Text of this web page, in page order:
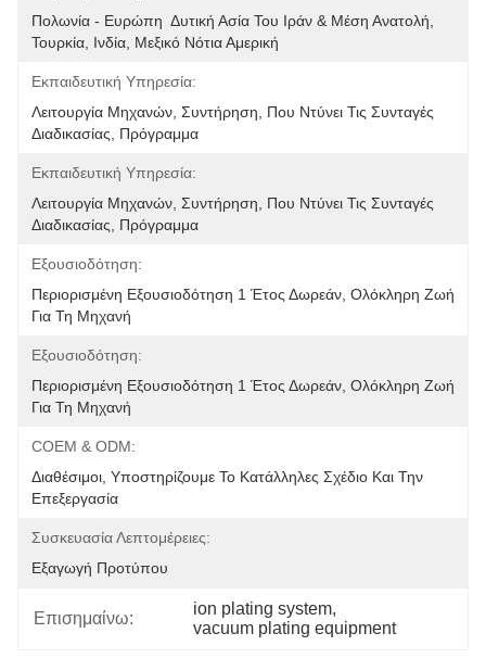
Πολωνία - Ευρώπη  Δυτική Ασία Του Ιράν & Μέση Ανατολή,
Τουρκία, Ινδία, Μεξικό Νότια Αμερική
Εκπαιδευτική Υπηρεσία:
Λειτουργία Μηχανών, Συντήρηση, Που Ντύνει Τις Συνταγές
Διαδικασίας, Πρόγραμμα
Εκπαιδευτική Υπηρεσία:
Λειτουργία Μηχανών, Συντήρηση, Που Ντύνει Τις Συνταγές
Διαδικασίας, Πρόγραμμα
Εξουσιοδότηση:
Περιορισμένη Εξουσιοδότηση 1 Έτος Δωρεάν, Ολόκληρη Ζωή
Για Τη Μηχανή
Εξουσιοδότηση:
Περιορισμένη Εξουσιοδότηση 1 Έτος Δωρεάν, Ολόκληρη Ζωή
Για Τη Μηχανή
COEM & ODM:
Διαθέσιμοι, Υποστηρίζουμε Το Κατάλληλες Σχέδιο Και Την
Επεξεργασία
Συσκευασία Λεπτομέρειες:
Εξαγωγή Προτύπου
Επισημαίνω:
ion plating system,
vacuum plating equipment